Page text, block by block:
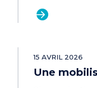
15 AVRIL 2026
Une